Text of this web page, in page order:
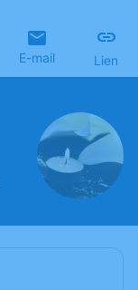
E-mail Lien